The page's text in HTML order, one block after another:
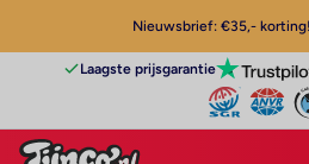
Nieuwsbrief: €35,- korting!
Laagste prijsgarantie